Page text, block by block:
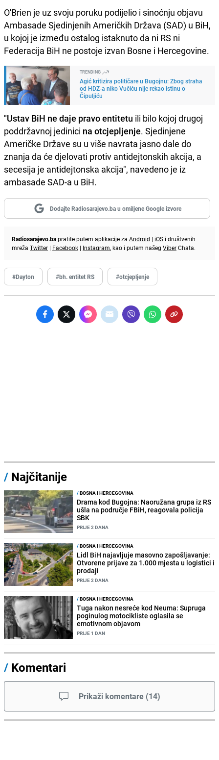
O'Brien je uz svoju poruku podijelio i sinoćnju objavu
Ambasade Sjedinjenih Američkih Država (SAD) u BiH,
u kojoj je između ostalog istaknuto da ni RS ni
Federacija BiH ne postoje izvan Bosne i Hercegovine.
TRENDING
Agić kritizira političare u Bugojnu: Zbog straha
od HDZ-a niko Vučiću nije rekao istinu o
Čipuljiću
"Ustav BiH ne daje pravo entitetu ili bilo kojoj drugoj
poddržavnoj jedinici na otcjepljenje. Sjedinjene
Američke Države su u više navrata jasno dale do
znanja da će djelovati protiv antidejtonskih akcija, a
secesija je antidejtonska akcija", navedeno je iz
ambasade SAD-a u BiH.
Dodajte Radiosarajevo.ba u omiljene Google izvore
Radiosarajevo.bapratite putem aplikacije za Android | iOS i društvenih
mreža Twitter | Facebook | Instagram, kao i putem našeg ViberChata.
#Dayton #bh. entitet RS #otcjepljenje
/ Najčitanije
/BOSNA I HERCEGOVINA
Drama kod Bugojna: Naoružana grupa iz RS
ušla na područje FBiH, reagovala policija
SBK
PRIJE 2 DANA
/BOSNA I HERCEGOVINA
Lidl BiH najavljuje masovno zapošljavanje:
Otvorene prijave za 1.000 mjesta u logistici i
prodaji
PRIJE 2 DANA
/BOSNA I HERCEGOVINA
Tuga nakon nesreće kod Neuma: Supruga
poginulog motocikliste oglasila se
emotivnom objavom
PRIJE 1 DAN
/ Komentari
Prikaži komentare (14)